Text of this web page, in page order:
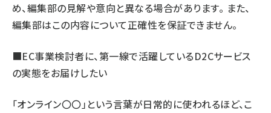
め、編集部の見解や意向と異なる場合があります。 また、
編集部はこの内容について正確性を保証できません。
■EC事業検討者に、第一線で活躍しているD2Cサービス
の実態をお届けしたい
「オンライン〇〇」という言葉が日常的に使われるほど、こ